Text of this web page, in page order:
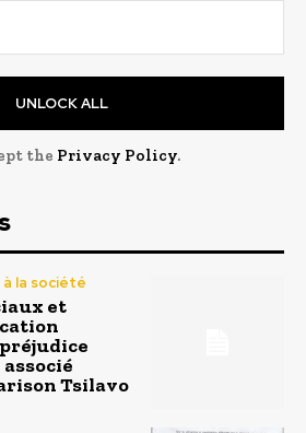
UNLOCK ALL
the Privacy Policy.
la société
et
Tsilavo